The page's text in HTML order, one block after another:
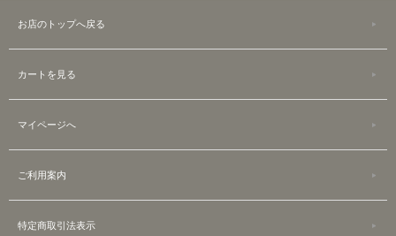
お店のトップへ戻る
カートを見る
マイページへ
ご利用案内
特定商取引法表示